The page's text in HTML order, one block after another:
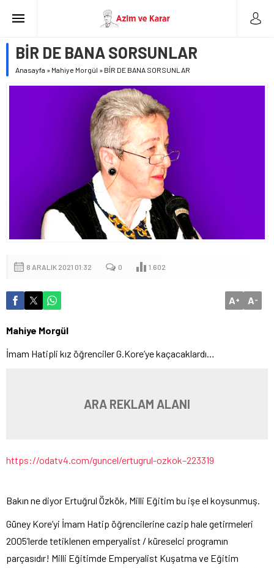
BİR DE BANA SORSUNLAR
Anasayfa » Mahiye Morgül » BİR DE BANA SORSUNLAR
8 ARALIK 2021 01:32 0 1.602
A+ A-
Mahiye Morgül
İmam Hatipli kız öğrenciler G.Kore’ye kaçacaklardı…
ARA REKLAM ALANI
https://odatv4.com/guncel/ertugrul-ozkok–223319
Bakın ne diyor Ertuğrul Özkök, Milli Eğitim bu işe el koysunmuş.
Güney Kore’yi İmam Hatip öğrencilerine cazip hale getirmeleri
2005’lerde tetiklenen emperyalist / küreselci programın
parçasıdır! Milli Eğitimde Emperyalist Kuşatma ve Eğitim